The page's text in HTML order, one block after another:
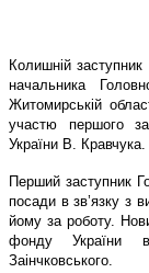
Колишній
начальника
Житомирській
участю першого
України В. Кравчука.
Перший заступник
посади в зв’язку з
йому за роботу.
фонду України в
Заінчковського.